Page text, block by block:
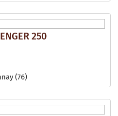
250
(76)